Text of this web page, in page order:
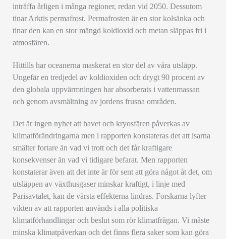
inträffa årligen i många regioner, redan vid 2050. Dessutom
tinar Arktis permafrost. Permafrosten är en stor kolsänka och
tinar den kan en stor mängd koldioxid och metan släppas fri i
atmosfären.
Hittills har oceanerna maskerat en stor del av våra utsläpp.
Ungefär en tredjedel av koldioxiden och drygt 90 procent av
den globala uppvärmningen har absorberats i vattenmassan
och genom avsmältning av jordens frusna områden.
Det är ingen nyhet att havet och kryosfären påverkas av
klimatförändringarna men i rapporten konstateras det att isarna
smälter fortare än vad vi trott och det får kraftigare
konsekvenser än vad vi tidigare befarat. Men rapporten
konstaterar även att det inte är för sent att göra något åt det, om
utsläppen av växthusgaser minskar kraftigt, i linje med
Parisavtalet, kan de värsta effekterna lindras. Forskarna lyfter
vikten av att rapporten används i alla politiska
klimatförhandlingar och beslut som rör klimatfrågan. Vi måste
minska klimatpåverkan och det finns flera saker som kan göra